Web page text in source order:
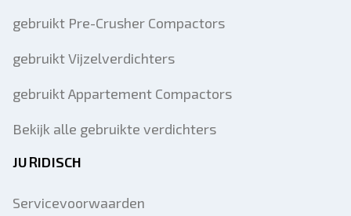
gebruikt Pre-Crusher Compactors
gebruikt Vijzelverdichters
gebruikt Appartement Compactors
Bekijk alle gebruikte verdichters
JURIDISCH
Servicevoorwaarden